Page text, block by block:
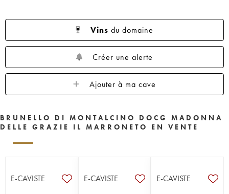
Vins du domaine
Créer une alerte
Ajouter à ma cave
BRUNELLO DI MONTALCINO DOCG MADONNA
DELLE GRAZIE IL MARRONETO EN VENTE
E-CAVISTE E-CAVISTE E-CAVISTE